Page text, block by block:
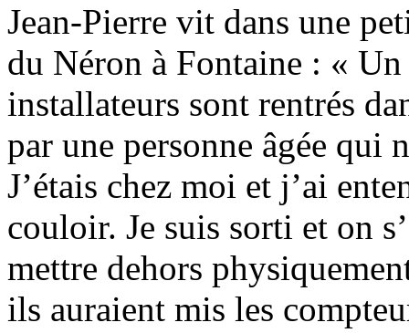
Jean-Pierre vit dans une
du Néron à Fontaine : «
installateurs sont rentrés
par une personne âgée qui
J’étais chez moi et j’ai
couloir. Je suis sorti et on
mettre dehors
ils auraient mis les